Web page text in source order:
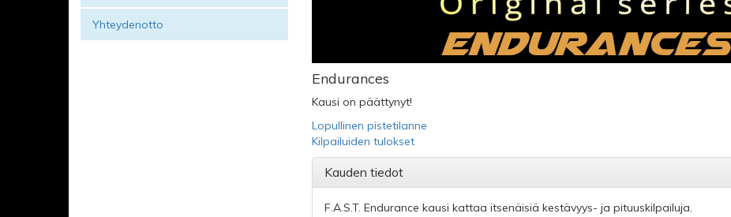
Yhteydenotto
Endurances
Kausi on päättynyt!
Lopullinen pistetilanne
Kilpailuiden tulokset
Kauden tiedot
F.A.S.T. Endurance kausi kattaa itsenäisiä kestävyys- ja pituuskilpailuja.